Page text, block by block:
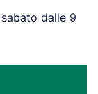
dalle 9